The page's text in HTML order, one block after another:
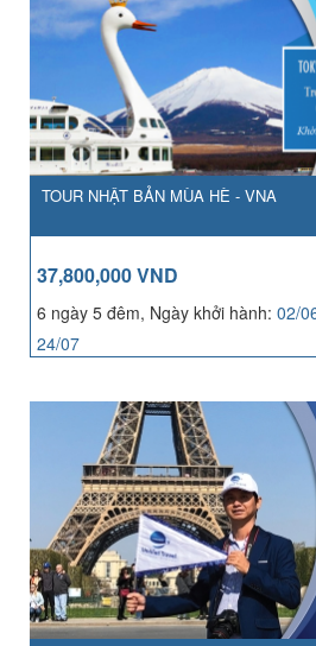
TOUR NHẬT BẢN MÙA HÈ - VNA
37,800,000 VND
6 ngày 5 đêm, Ngày khởi hành: 02/
24/07